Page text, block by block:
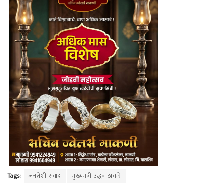
Tags: जनतेशी संवाद मुख्यमंत्री उद्धव ठाकरे